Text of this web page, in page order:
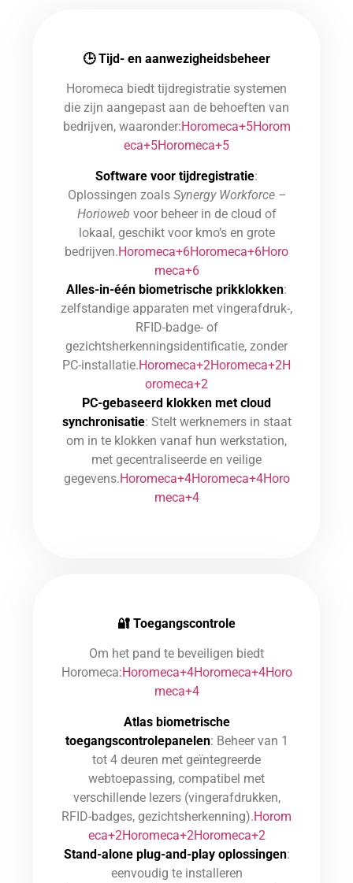
🕒Tijd- en aanwezigheidsbeheer
Horomeca biedt tijdregistratie systemen
die zijn aangepast aan de behoeften van
bedrijven, waaronder:Horomeca+5Horom
eca+5Horomeca+5
Software voor tijdregistratie:
Oplossingen zoals Synergy Workforce –
Horioweb voor beheer in de cloud of
lokaal, geschikt voor kmo’s en grote
bedrijven.Horomeca+6Horomeca+6Horo
meca+6
Alles-in-één biometrische prikklokken:
zelfstandige apparaten met vingerafdruk-,
RFID-badge- of
gezichtsherkenningsidentificatie, zonder
PC-installatie.Horomeca+2Horomeca+2H
oromeca+2
PC-gebaseerd klokken met cloud
synchronisatie: Stelt werknemers in staat
om in te klokken vanaf hun werkstation,
met gecentraliseerde en veilige
gegevens.Horomeca+4Horomeca+4Horo
meca+4
🔐 Toegangscontrole
Om het pand te beveiligen biedt
Horomeca:Horomeca+4Horomeca+4Horo
meca+4
Atlas biometrische
toegangscontrolepanelen: Beheer van 1
tot 4 deuren met geïntegreerde
webtoepassing, compatibel met
verschillende lezers (vingerafdrukken,
RFID-badges, gezichtsherkenning).Horom
eca+2Horomeca+2Horomeca+2
Stand-alone plug-and-play oplossingen:
eenvoudig te installeren